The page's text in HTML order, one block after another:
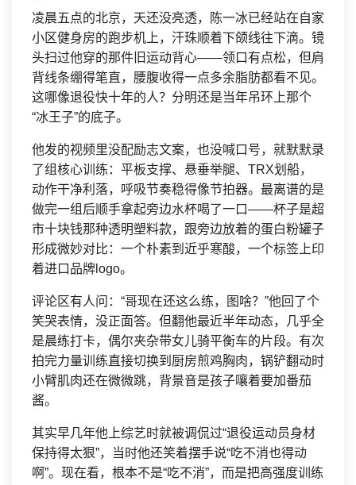
凌晨五点的北京，天还没亮透，陈一冰已经站在自家
小区健身房的跑步机上，汗珠顺着下颌线往下滴。镜
头扫过他穿的那件旧运动背心——领口有点松，但肩
背线条绷得笔直，腰腹收得一点多余脂肪都看不见。
这哪像退役快十年的人？分明还是当年吊环上那个
“冰王子”的底子。
他发的视频里没配励志文案，也没喊口号，就默默录
了组核心训练：平板支撑、悬垂举腿、TRX划船，
动作干净利落，呼吸节奏稳得像节拍器。最离谱的是
做完一组后顺手拿起旁边水杯喝了一口——杯子是超
市十块钱那种透明塑料款，跟旁边放着的蛋白粉罐子
形成微妙对比：一个朴素到近乎寒酸，一个标签上印
着进口品牌logo。
评论区有人问：“哥现在还这么练，图啥？”他回了个
笑哭表情，没正面答。但翻他最近半年动态，几乎全
是晨练打卡，偶尔夹杂带女儿骑平衡车的片段。有次
拍完力量训练直接切换到厨房煎鸡胸肉，锅铲翻动时
小臂肌肉还在微微跳，背景音是孩子嚷着要加番茄
酱。
其实早几年他上综艺时就被调侃过“退役运动员身材
保持得太狠”，当时他还笑着摆手说“吃不消也得动
啊”。现在看，根本不是“吃不消”，而是把高强度训练